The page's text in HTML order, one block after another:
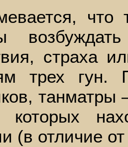
страха
трех гун.
танматры
которых
(в отличие